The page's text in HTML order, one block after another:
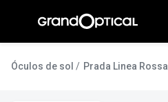
conteúdo
Óculos de sol Prada Linea Rossa